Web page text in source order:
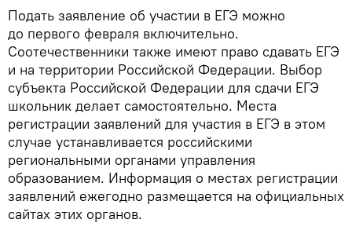
Подать заявление об участии в ЕГЭ можно
до первого февраля включительно.
Соотечественники также имеют право сдавать ЕГЭ
и на территории Российской Федерации. Выбор
субъекта Российской Федерации для сдачи ЕГЭ
школьник делает самостоятельно. Места
регистрации заявлений для участия в ЕГЭ в этом
случае устанавливается российскими
региональными органами управления
образованием. Информация о местах регистрации
заявлений ежегодно размещается на официальных
сайтах этих органов.